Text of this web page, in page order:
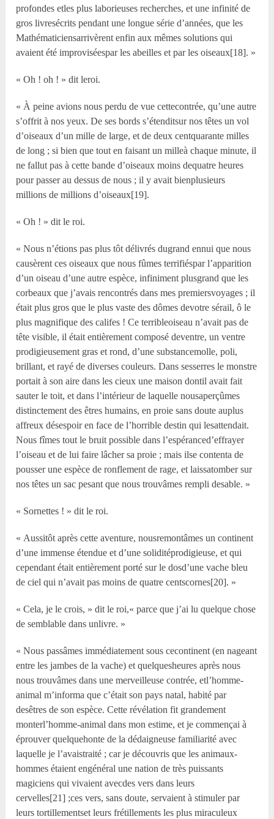
profondes etles plus laborieuses recherches, et une infinité de
gros livresécrits pendant une longue série d’années, que les
Mathématiciensarrivèrent enfin aux mêmes solutions qui
avaient été improviséespar les abeilles et par les oiseaux[18]. »
« Oh ! oh ! » dit leroi.
« À peine avions nous perdu de vue cettecontrée, qu’une autre
s’offrit à nos yeux. De ses bords s’étenditsur nos têtes un vol
d’oiseaux d’un mille de large, et de deux centquarante milles
de long ; si bien que tout en faisant un milleà chaque minute, il
ne fallut pas à cette bande d’oiseaux moins dequatre heures
pour passer au dessus de nous ; il y avait bienplusieurs
millions de millions d’oiseaux[19].
« Oh ! » dit le roi.
« Nous n’étions pas plus tôt délivrés dugrand ennui que nous
causèrent ces oiseaux que nous fûmes terrifiéspar l’apparition
d’un oiseau d’une autre espèce, infiniment plusgrand que les
corbeaux que j’avais rencontrés dans mes premiersvoyages ; il
était plus gros que le plus vaste des dômes devotre sérail, ô le
plus magnifique des califes ! Ce terribleoiseau n’avait pas de
tête visible, il était entièrement composé deventre, un ventre
prodigieusement gras et rond, d’une substancemolle, poli,
brillant, et rayé de diverses couleurs. Dans sesserres le monstre
portait à son aire dans les cieux une maison dontil avait fait
sauter le toit, et dans l’intérieur de laquelle nousaperçûmes
distinctement des êtres humains, en proie sans doute auplus
affreux désespoir en face de l’horrible destin qui lesattendait.
Nous fîmes tout le bruit possible dans l’espéranced’effrayer
l’oiseau et de lui faire lâcher sa proie ; mais ilse contenta de
pousser une espèce de ronflement de rage, et laissatomber sur
nos têtes un sac pesant que nous trouvâmes rempli desable. »
« Sornettes ! » dit le roi.
« Aussitôt après cette aventure, nousremontâmes un continent
d’une immense étendue et d’une soliditéprodigieuse, et qui
cependant était entièrement porté sur le dosd’une vache bleu
de ciel qui n’avait pas moins de quatre centscornes[20]. »
« Cela, je le crois, » dit le roi,« parce que j’ai lu quelque chose
de semblable dans unlivre. »
« Nous passâmes immédiatement sous cecontinent (en nageant
entre les jambes de la vache) et quelquesheures après nous
nous trouvâmes dans une merveilleuse contrée, etl’homme-
animal m’informa que c’était son pays natal, habité par
desêtres de son espèce. Cette révélation fit grandement
monterl’homme-animal dans mon estime, et je commençai à
éprouver quelquehonte de la dédaigneuse familiarité avec
laquelle je l’avaistraité ; car je découvris que les animaux-
hommes étaient engénéral une nation de très puissants
magiciens qui vivaient avecdes vers dans leurs
cervelles[21] ;ces vers, sans doute, servaient à stimuler par
leurs tortillementset leurs frétillements les plus miraculeux